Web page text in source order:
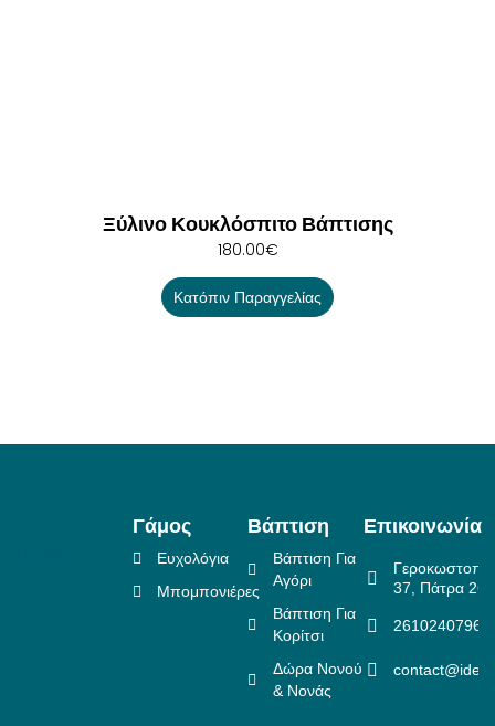
Ξύλινο Κουκλόσπιτο Βάπτισης
180.00€
Κατόπιν Παραγγελίας
Γάμος
Ευχολόγια
Μπομπονιέρες
Βάπτιση
Βάπτιση Για
Αγόρι
Βάπτιση Για
Κορίτσι
Δώρα Νονού
& Νονάς
Επικοινωνία
37, Πάτρα
2610240796